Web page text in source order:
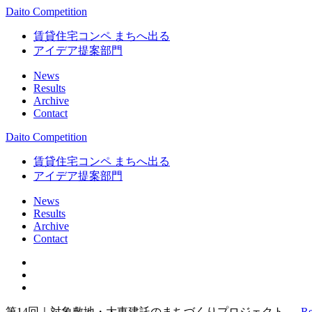
Daito Competition
賃貸住宅コンペ まちへ出る
アイデア提案部門
News
Results
Archive
Contact
Daito Competition
賃貸住宅コンペ まちへ出る
アイデア提案部門
News
Results
Archive
Contact